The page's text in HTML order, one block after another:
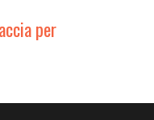
per